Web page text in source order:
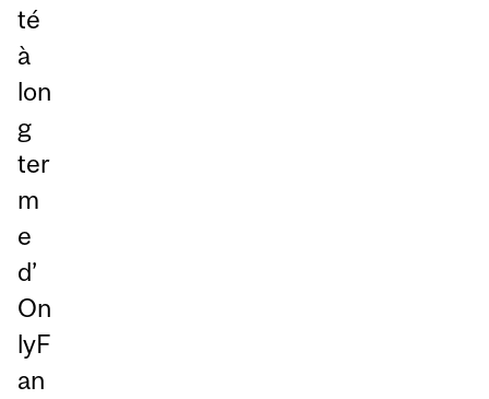
té
à
lon
g
ter
m
e
d’
On
lyF
an